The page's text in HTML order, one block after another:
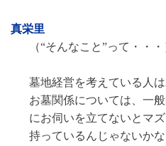
真栄里
（“そんなこと”って・・・
墓地経営を考えている人は
お墓関係については、一
にお伺いを立てないとマ
持っているんじゃないかな